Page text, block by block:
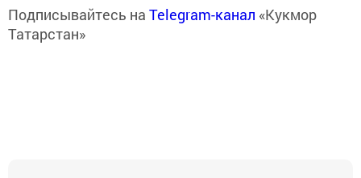
Подписывайтесь на Telegram-канал «Кукмор
Татарстан»